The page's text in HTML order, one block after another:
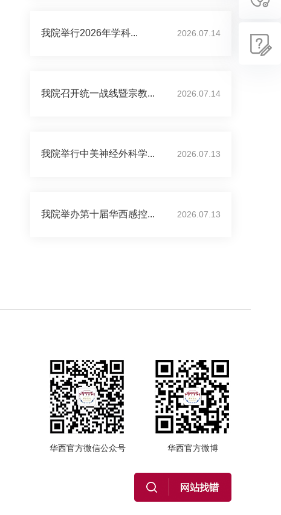
我院举行2026年学科... 2026.07.14
我院召开统一战线暨宗教... 2026.07.14
我院举行中美神经外科学... 2026.07.13
我院举办第十届华西感控... 2026.07.13
华西官方微信公众号 华西官方微博